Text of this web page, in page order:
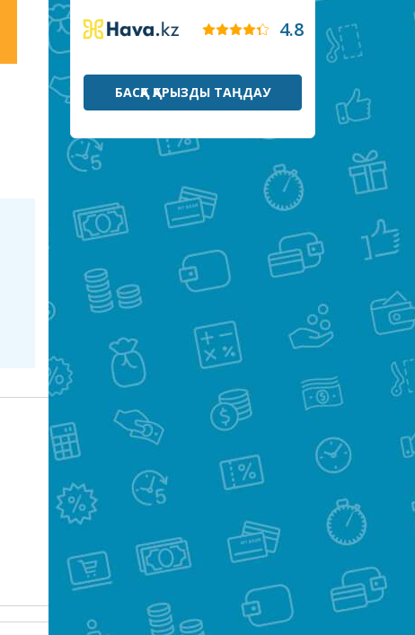
4.8
БАСҚА ҚАРЫЗДЫ ТАҢДАУ